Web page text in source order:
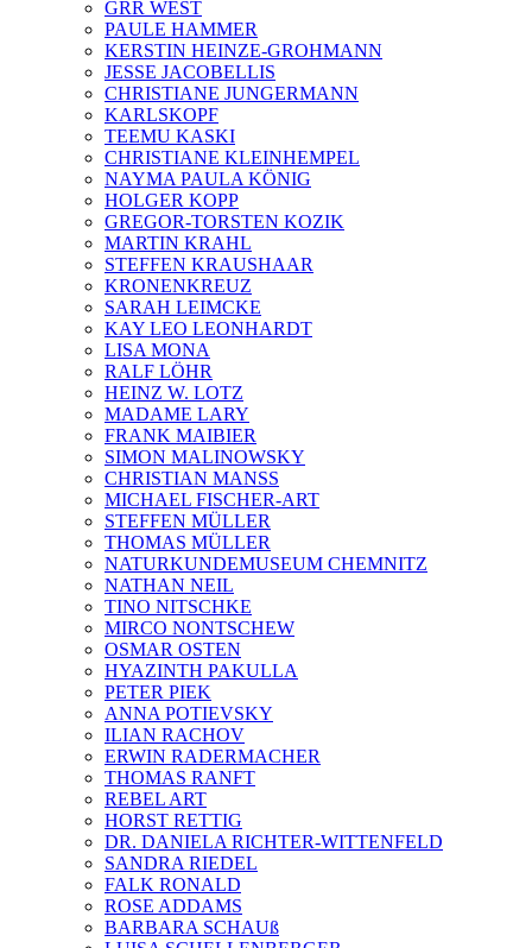
GRR WEST
PAULE HAMMER
KERSTIN HEINZE-GROHMANN
JESSE JACOBELLIS
CHRISTIANE JUNGERMANN
KARLSKOPF
TEEMU KASKI
CHRISTIANE KLEINHEMPEL
NAYMA PAULA KÖNIG
HOLGER KOPP
GREGOR-TORSTEN KOZIK
MARTIN KRAHL
STEFFEN KRAUSHAAR
KRONENKREUZ
SARAH LEIMCKE
KAY LEO LEONHARDT
LISA MONA
RALF LÖHR
HEINZ W. LOTZ
MADAME LARY
FRANK MAIBIER
SIMON MALINOWSKY
CHRISTIAN MANSS
MICHAEL FISCHER-ART
STEFFEN MÜLLER
THOMAS MÜLLER
NATURKUNDEMUSEUM CHEMNITZ
NATHAN NEIL
TINO NITSCHKE
MIRCO NONTSCHEW
OSMAR OSTEN
HYAZINTH PAKULLA
PETER PIEK
ANNA POTIEVSKY
ILIAN RACHOV
ERWIN RADERMACHER
THOMAS RANFT
REBEL ART
HORST RETTIG
DR. DANIELA RICHTER-WITTENFELD
SANDRA RIEDEL
FALK RONALD
ROSE ADDAMS
BARBARA SCHAUß